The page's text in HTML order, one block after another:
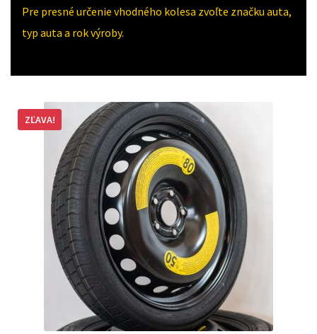
Pre presné určenie vhodného kolesa zvoľte značku auta,
typ auta a rok výroby.
ZĽAVA!